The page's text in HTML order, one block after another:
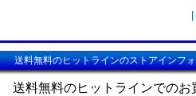
送料無料のヒットラインのストアインフ
送料無料のヒットラインでの